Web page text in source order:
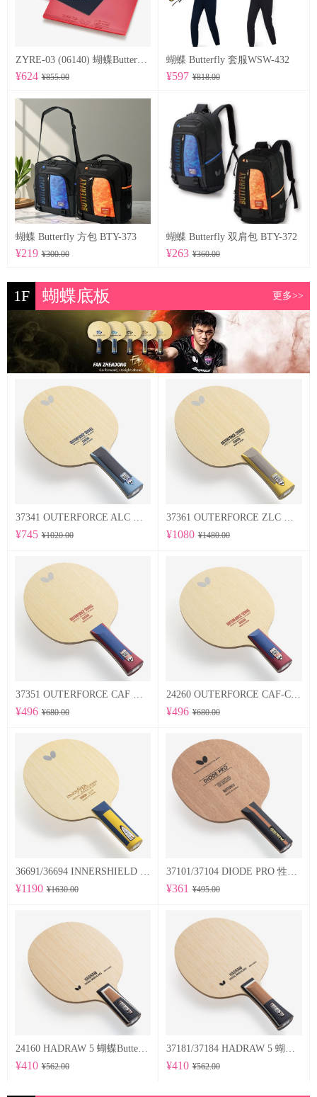
ZYRE-03 (06140) 蝴蝶Butterfly 专业反胶套胶
¥624 ¥855.00
蝴蝶 Butterfly 套服WSW-432
¥597 ¥818.00
蝴蝶 Butterfly 方包 BTY-373
¥219 ¥300.00
蝴蝶 Butterfly 双肩包 BTY-372
¥263 ¥360.00
1F 蝴蝶底板 更多>>
¥745 ¥1020.00 ¥1080 ¥1480.00
¥496 ¥680.00
24260 OUTERFORCE CAF-CS 蝴蝶Butterfly 专业底板
¥496 ¥680.00
¥1190 ¥1630.00 ¥361 ¥495.00
24160 HADRAW 5 蝴蝶Butterfly 专业底板
¥410 ¥562.00 ¥410 ¥562.00